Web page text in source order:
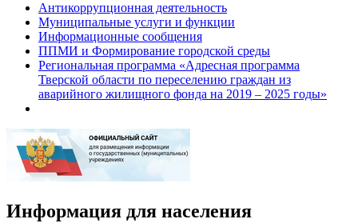
Антикоррупционная деятельность
Муниципальные услуги и функции
Информационные сообщения
ППМИ и Формирование городской среды
Региональная программа «Адресная программа
Тверской области по переселению граждан из
аварийного жилищного фонда на 2019 – 2025 годы»
Информация для населения